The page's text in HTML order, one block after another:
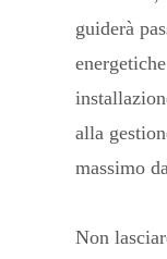
guiderà
alla
massimo
Non